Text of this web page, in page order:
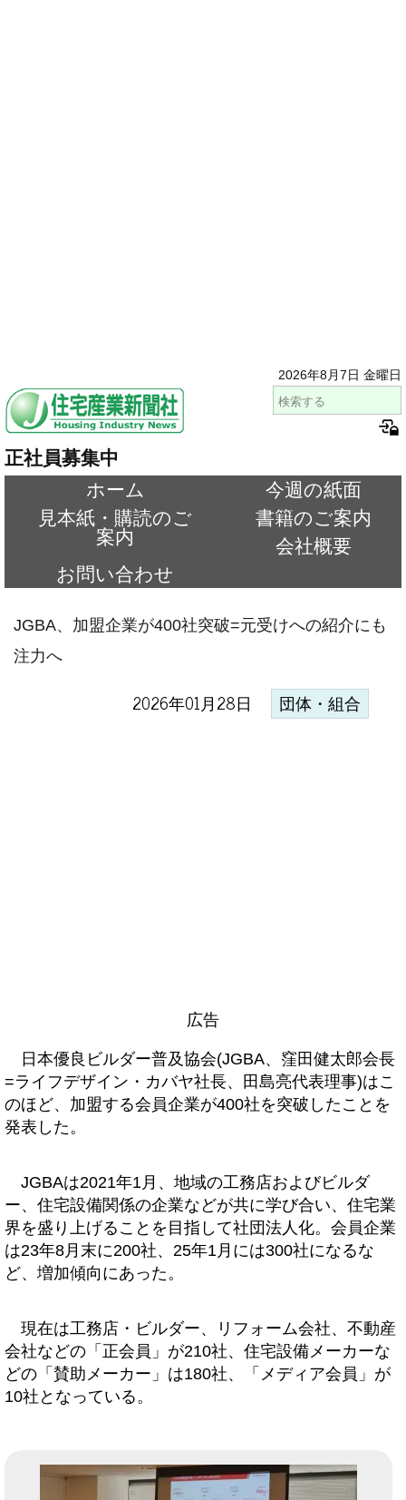
2026年8月7日 金曜日
正社員募集中
ホーム
今週の紙面
見本紙・購読のご
案内
書籍のご案内
会社概要
お問い合わせ
JGBA、加盟企業が400社突破=元受けへの紹介にも
注力へ
2026年01月28日 団体・組合
広告
日本優良ビルダー普及協会(JGBA、窪田健太郎会長
=ライフデザイン・カバヤ社長、田島亮代表理事)はこ
のほど、加盟する会員企業が400社を突破したことを
発表した。
JGBAは2021年1月、地域の工務店およびビルダ
ー、住宅設備関係の企業などが共に学び合い、住宅業
界を盛り上げることを目指して社団法人化。会員企業
は23年8月末に200社、25年1月には300社になるな
ど、増加傾向にあった。
現在は工務店・ビルダー、リフォーム会社、不動産
会社などの「正会員」が210社、住宅設備メーカーな
どの「賛助メーカー」は180社、「メディア会員」が
10社となっている。